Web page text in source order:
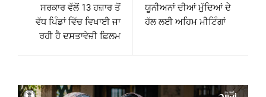
ਸਰਕਾਰ ਵੱਲੋਂ 13 ਹਜ਼ਾਰ ਤੋਂ
ਵੱਧ ਪਿੰਡਾਂ ਵਿੱਚ ਵਿਖਾਈ ਜਾ
ਰਹੀ ਹੈ ਦਸਤਾਵੇਜ਼ੀ ਫ਼ਿਲਮ
ਯੂਨੀਅਨਾਂ ਦੀਆਂ ਮੁੱਦਿਆਂ ਦੇ
ਹੱਲ ਲਈ ਅਹਿਮ ਮੀਟਿੰਗਾਂ